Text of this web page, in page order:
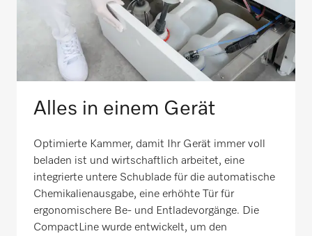
Alles in einem Gerät
Optimierte Kammer, damit Ihr Gerät immer voll
beladen ist und wirtschaftlich arbeitet, eine
integrierte untere Schublade für die automatische
Chemikalienausgabe, eine erhöhte Tür für
ergonomischere Be- und Entladevorgänge. Die
CompactLine wurde entwickelt, um den